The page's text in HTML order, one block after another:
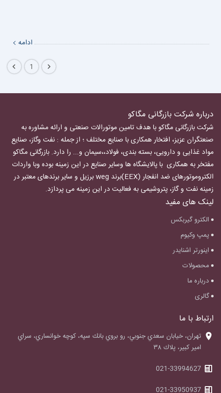
ادامه
1
درباره شرکت بازرگانی مگاکو
شرکت بازرگانی مگاکو با هدف تامین موتورالات صنعتی و ارائه مشاوره به
صنعتگران عزیز، افتخار همکاری با صنایع مختلف ؛ از جمله : نفت وگاز، صنایع
مواد غذایی و دارویی، بسته بندی، فولاد،،سیمان و... را دارد. بازرگانی مگاکو
مفتخر به همکاری با پالایشگاه ها وسایر صنایع در این زمینه بوده وبا واردات
الکتروموتورهای ضد انفجار
(EEX)برند weg برزیل و سایر برندهای معتبر در
زمینه نفت و گاز، پتروشیمی به فعالیت در این زمینه می پردازد.
لینک های مفید
الکترو گیربکس
پمپ وکیوم
اینورتر اشنایدر
محصولات
درباره ما
گالری
ارتباط با ما
‌تهران، خيابان سعدي جنوبي، رو بروي بانك سپه، كوچه خوانساري، سراي
امير كبير، پلاك ٣٨
021-33994627
021-33950937